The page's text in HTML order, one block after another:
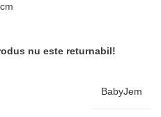
nu este returnabil!
BabyJem